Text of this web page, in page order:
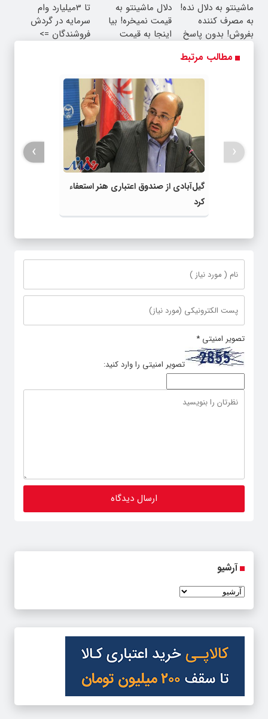
ماشینتو به دلال نده!
به مصرف کننده
بفروش! بدون پاسخ
دلال ماشینتو به
قیمت نمیخره! بیا
اینجا به قیمت
تا 3میلیارد وام
سرمایه در گردش
فروشندگان =>
مطالب مرتبط
گیل‌آبادی از صندوق اعتباری هنر استعفاء
کرد
‹
›
تصویر امنیتی *
تصویر امنیتی را وارد کنید:
آرشیو